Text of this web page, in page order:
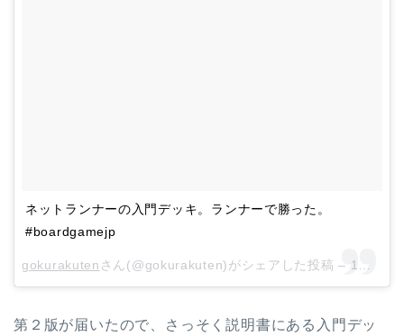
ネットランナーの入門デッキ。ランナーで勝った。
#boardgamejp
gokurakuten さん(@gokurakuten)がシェアした投稿 – 1月 21, 2018 at 2:44午前 PST
第２版が届いたので、さっそく説明書にある入門デッ